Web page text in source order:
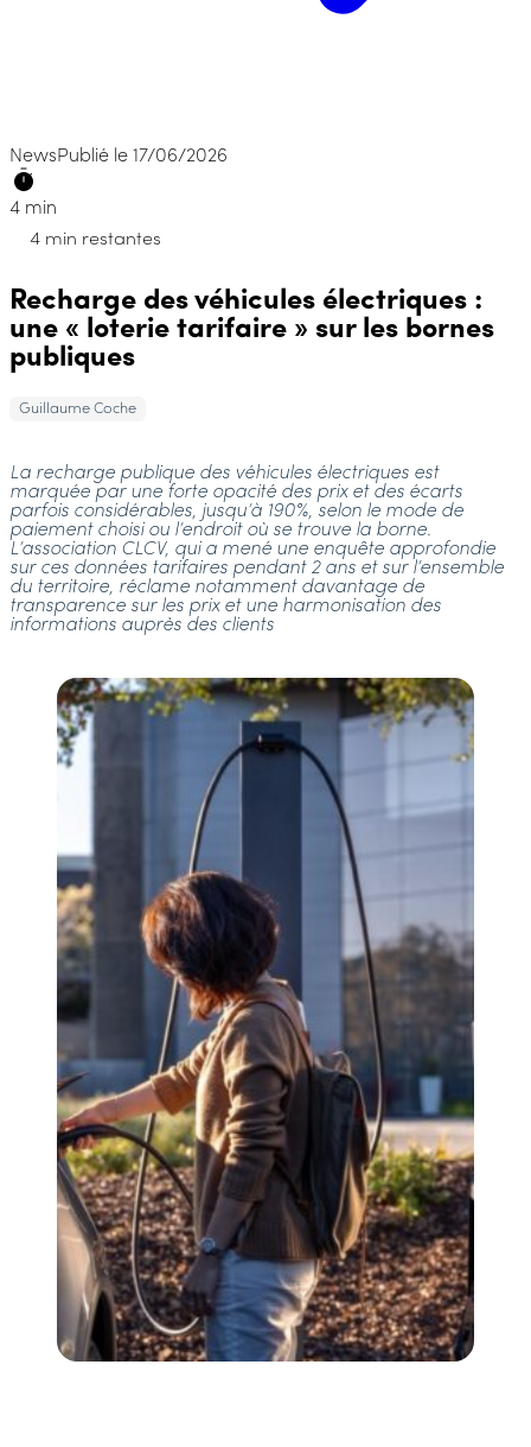
NewsPublié le 17/06/2026
4 min
4 min restantes
Recharge des véhicules électriques :
une « loterie tarifaire » sur les bornes
publiques
Guillaume Coche
La recharge publique des véhicules électriques est
marquée par une forte opacité des prix et des écarts
parfois considérables, jusqu’à 190%, selon le mode de
paiement choisi ou l’endroit où se trouve la borne.
L’association CLCV, qui a mené une enquête approfondie
sur ces données tarifaires pendant 2 ans et sur l’ensemble
du territoire, réclame notamment davantage de
transparence sur les prix et une harmonisation des
informations auprès des clients